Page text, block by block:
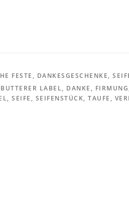
FESTE , DANKESGESCHENKE,
BUTTERER LABEL, DANKE , FIRMUNG
, SEIFE , SEIFENSTÜCK, TAUFE ,